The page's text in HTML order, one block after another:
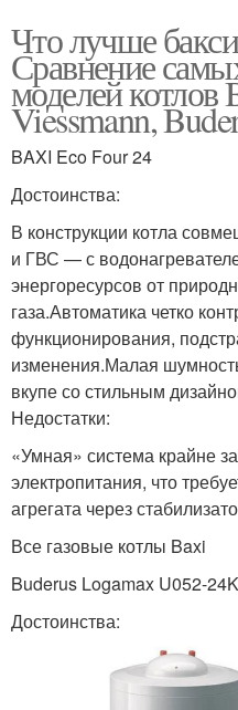
Что лучше
Сравнение
моделей котлов
Viessmann,
BAXI Eco Four 24
Достоинства:
В конструкции котла
и ГВС — с
энергоресурсов от
газа.Автоматика четко
функционирования,
изменения.Малая
вкупе со стильным
Недостатки:
«Умная» система крайне
электропитания, что
агрегата через
Все газовые котлы Baxi
Buderus Logamax U052-24K
Достоинства: